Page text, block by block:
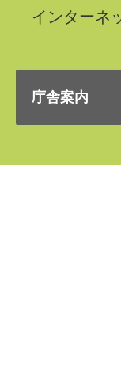
インターネ
庁舎案内